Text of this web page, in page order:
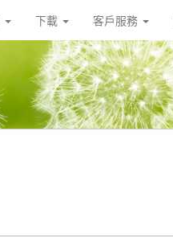
下載 客戶服務